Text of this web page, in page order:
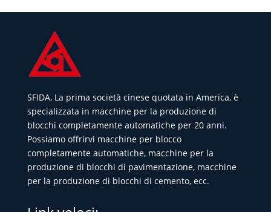
SFIDA, La prima società cinese quotata in America, è
specializzata in macchine per la produzione di
blocchi completamente automatiche per 20 anni.
Possiamo offrirvi macchine per blocco
completamente automatiche, macchine per la
produzione di blocchi di pavimentazione, macchine
per la produzione di blocchi di cemento, ecc.